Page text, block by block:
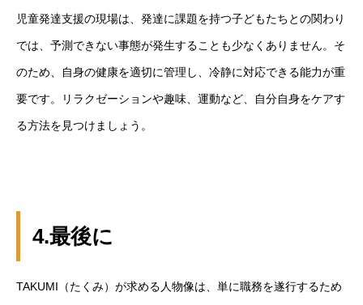
児童発達支援の現場は、発達に課題を持つ子どもたちとの関わり
では、予測できない事態が発生することも少なくありません。そ
のため、自身の健康を適切に管理し、冷静に対応できる能力が重
要です。リラクゼーションや趣味、運動など、自分自身をケアす
る方法を見つけましょう。
4.最後に
TAKUMI（たくみ）が求める人物像は、単に職務を遂行するため